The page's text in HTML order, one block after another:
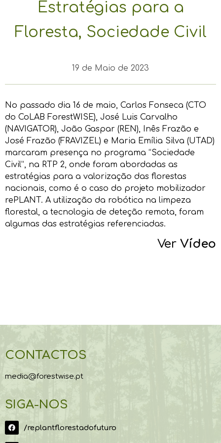
Estratégias para a
Floresta, Sociedade Civil
19 de Maio de 2023
No passado dia 16 de maio, Carlos Fonseca (CTO
do CoLAB ForestWISE), José Luis Carvalho
(NAVIGATOR), João Gaspar (REN), Inês Frazão e
José Frazão (FRAVIZEL) e Maria Emília Silva (UTAD)
marcaram presença no programa “Sociedade
Civil”, na RTP 2, onde foram abordadas as
estratégias para a valorização das florestas
nacionais, como é o caso do projeto mobilizador
rePLANT. A utilização da robótica na limpeza
florestal, a tecnologia de deteção remota, foram
algumas das estratégias referenciadas.
Ver Vídeo
CONTACTOS
media@forestwise.pt
SIGA-NOS
/replantflorestadofuturo